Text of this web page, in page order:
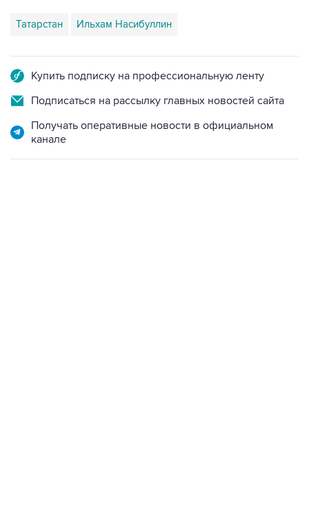
Татарстан Ильхам Насибуллин
Купить подписку на профессиональную ленту
Подписаться на рассылку главных новостей сайта
Получать оперативные новости в официальном
канале